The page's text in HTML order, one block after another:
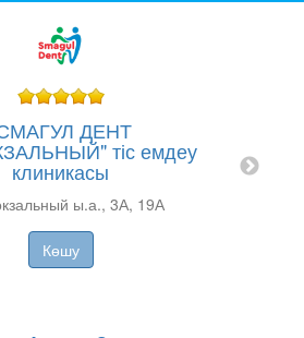
ДЕНТ
тіс емдеу
клиникасы
ы.а., 3А, 19А
Көшу